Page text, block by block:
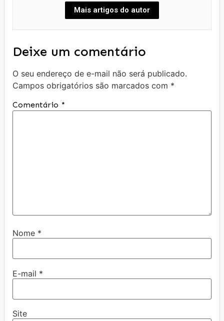
Mais artigos do autor
Deixe um comentário
O seu endereço de e-mail não será publicado.
Campos obrigatórios são marcados com *
Comentário *
Nome *
E-mail *
Site